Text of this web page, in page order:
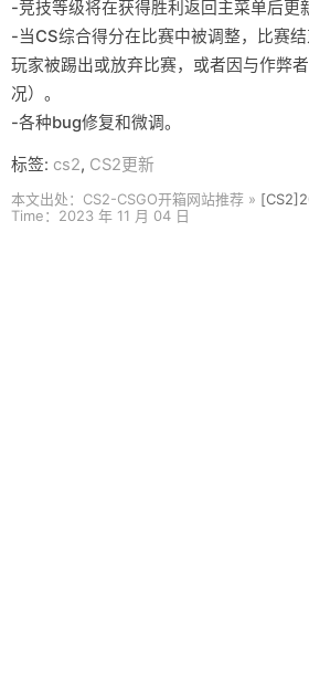
-竞技等级将在获得胜利返回主菜单后更
-当CS综合得分在比赛中被调整，比赛
玩家被踢出或放弃比赛，或者因与作弊
况）。
-各种bug修复和微调。
标签: cs2, CS2更新
本文出处：CS2-CSGO开箱网站推荐 »
Time：2023 年 11 月 04 日